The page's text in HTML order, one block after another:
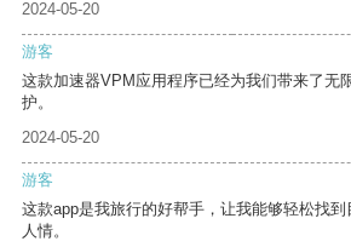
2024-05-20
游客
这款加速器VPM应用程序已经为我们带来了无
护。
2024-05-20
游客
这款app是我旅行的好帮手，让我能够轻松找
人情。